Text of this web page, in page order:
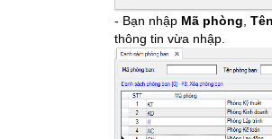
- Bạn nhập Mã phòng
thông tin vừa nhập.